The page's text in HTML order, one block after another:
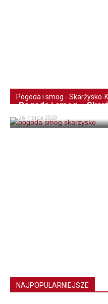
Pogoda i smog - Skarżysko-
Pogoda i smog –
26 marca 2020
NAJPOPULARNIEJSZE